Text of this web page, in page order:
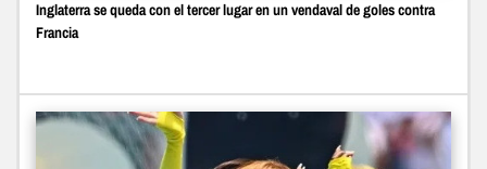
Inglaterra se queda con el tercer lugar en un vendaval de goles contra
Francia